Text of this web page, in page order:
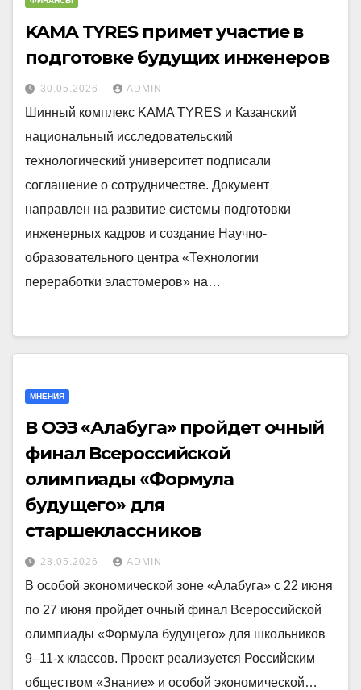
KAMA TYRES примет участие в
подготовке будущих инженеров
30.05.2026 ADMIN
Шинный комплекс KAMA TYRES и Казанский
национальный исследовательский
технологический университет подписали
соглашение о сотрудничестве. Документ
направлен на развитие системы подготовки
инженерных кадров и создание Научно-
образовательного центра «Технологии
переработки эластомеров» на…
МНЕНИЯ
В ОЭЗ «Алабуга» пройдет очный
финал Всероссийской
олимпиады «Формула
будущего» для
старшеклассников
28.05.2026 ADMIN
В особой экономической зоне «Алабуга» с 22 июня
по 27 июня пройдет очный финал Всероссийской
олимпиады «Формула будущего» для школьников
9–11-х классов. Проект реализуется Российским
обществом «Знание» и особой экономической…